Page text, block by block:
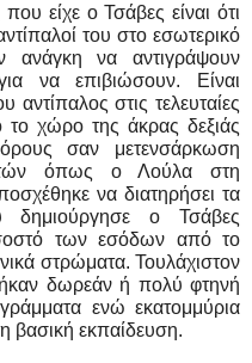
είχε ο Τσάβες είναι ότι
του στο εσωτερικό
ανάγκη να αντιγράψουν
να επιβιώσουν. Είναι
αντίπαλος στις τελευταίες
το χώρο της άκρας δεξιάς
σαν μετενσάρκωση
όπως ο Λούλα στη
να διατηρήσει τα
δημιούργησε ο Τσάβες
των εσόδων από το
στρώματα. Τουλάχιστον
δωρεάν ή πολύ φτηνή
ενώ εκατομμύρια
βασική εκπαίδευση.